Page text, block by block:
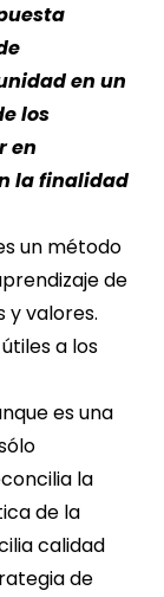
en un
los
en
la finalidad
un método
de
y valores.
a los
es una
la
de la
calidad
de